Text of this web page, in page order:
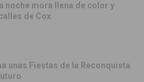
noche mora llena de color y
de Cox
unas Fiestas de la Reconquista